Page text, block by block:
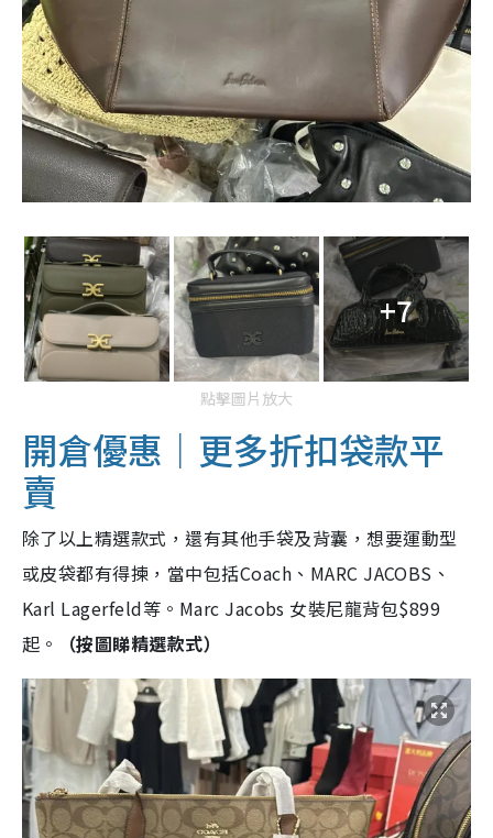
+7
點擊圖片放大
開倉優惠｜更多折扣袋款平
賣
除了以上精選款式，還有其他手袋及背囊，想要運動型
或皮袋都有得揀，當中包括Coach、MARC JACOBS、
Karl Lagerfeld等。Marc Jacobs 女裝尼龍背包$899
起。
（按圖睇精選款式）